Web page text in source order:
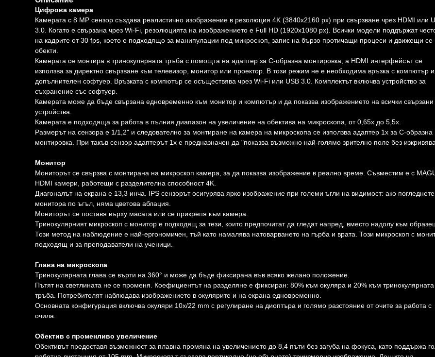
Цифрова камера
Камерата с 8 MP сензор създава реалистично изображение в резолюция 4K (3840x2160 px) при свързване чрез HDMI или
3.0. Когато е свързана чрез Wi-Fi, резолюцията на изображението е Full HD (1920x1080 px). Всички модели поддържат
на кадрите от 30 fps, което е подходящо за манипулации под микроскоп, запис на бързо протичащи процеси и движещи се
обекти.
Камерата се монтира в тринокулярната тръба с помощта на адаптер за C-образна монтировка, а HDMI интерфейсът се
използва за директно свързване към телевизор, монитор или проектор. В този режим не е необходима връзка с компютър
допълнителен софтуер. Връзката с компютър се осъществява чрез Wi-Fi или USB 3.0. Комплектът включва устройство за
съхранение със софтуер.
Камерата може да бъде свързана едновременно към монитор и компютър и да показва изображението на всички свързани
устройства.
Камерата е подходяща за работа в пълния диапазон на увеличение на обектива на микроскопа, от 0,65x до 5,5x.
Размерът на сензора е 1/1,2" и следователно за монтиране на камера на микроскопа се използва адаптер 1x за C-образна
монтировка. При такъв сензор адаптерът 1x е предназначен да "показва възможно най-голямо зрително поле без
Монитор
Мониторът се свързва с монтирана на микроскоп камера, за да показва изображение в реално време. Съвместим е с
HDMI камери, работещи с разделителна способност 4K.
Диагоналът на екрана е 13,3 инча. IPS сензорът осигурява ярко изображение при големи ъгли на видимост: ако
монитора по ъгъл, няма цветова аблация.
Мониторът се поставя върху масата или се прикрепя към камера.
Тринокулярният микроскоп с монитор е подходящ за тези, които предпочитат да гледат напред, вместо надолу към
Този метод на наблюдение е най-ергономичен, тъй като намалява натоварването на гърба и врата. Този микроскоп с
подходящ и за преподаватели на ученици.
Глава на микроскопа
Тринокулярната глава се върти на 360° и може да бъде фиксирана във всяко желано положение.
Пътят на светлината не се променя. Коефициентът на разделяне е фиксиран: 80% към окуляра и 20% към тринокулярната
тръба. Потребителят наблюдава изображението в окулярите и на екрана едновременно.
Основната конфигурация включва окуляри 10x/22 mm с регулиране на диоптъра и голямо разстояние от очите за работа с
очила.
Обектив с променливо увеличение
Обективът предоставя възможност за плавна промяна на увеличението до 8,4 пъти без загуба на фокуса, като поддържа